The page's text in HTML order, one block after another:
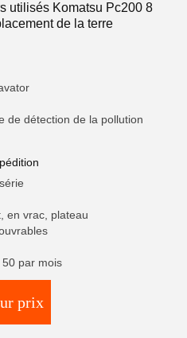
utilisés Komatsu Pc200 8
de la terre
de détection de la pollution
en vrac, plateau
par mois
prix